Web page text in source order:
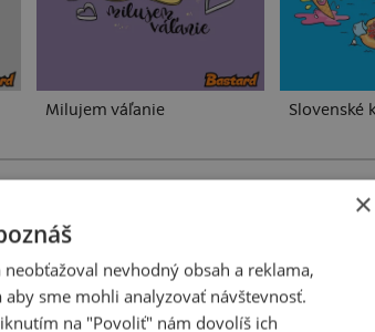
Milujem váľanie Slovenské
Karikatúra z vlastnej fotky
×
nevhodný obsah a reklama,
sme mohli analyzovať návštevnosť.
na "Povoliť" nám dovolíš ich